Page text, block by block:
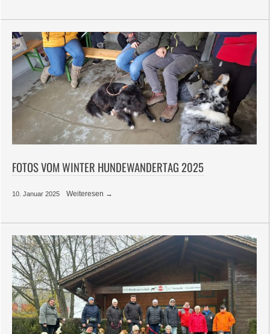
FOTOS VOM WINTER HUNDEWANDERTAG 2025
10. Januar 2025 Weiteresen →